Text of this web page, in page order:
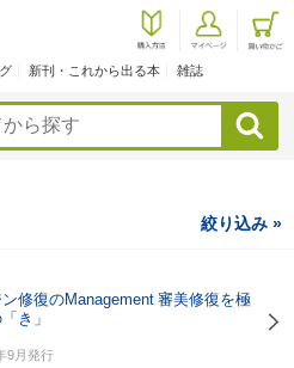
新刊・これから出る本 雑誌
検索
絞り込み »
修復のManagement審美修復を極
き」
9月発行